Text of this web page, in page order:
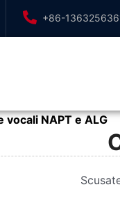
+86-
NAPT e ALG